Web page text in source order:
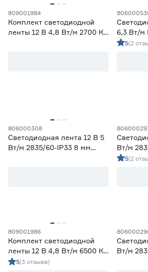
10 12
Напряжение (В)
8
Ещё 11
Тип светодиода
SMD2835
809001984
Комплект светодиодной
ленты 12 В 4,8 Вт/м 2700 К
6,3 Вт/м
5(2
806000308
Светодиодная лента 12 В 5
Вт/м 2835/60‑IP33 8 мм
Вт/м
теплый
5(2
809001986
Комплект светодиодной
ленты 12 В 4,8 Вт/м 6500 К
IP65 2835 5 м ЭРА
5(3 отзыва)
Вт/м